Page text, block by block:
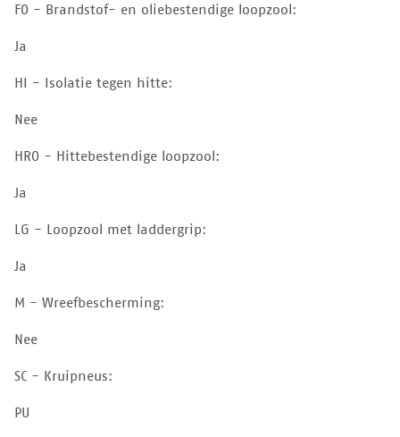
FO - Brandstof- en oliebestendige loopzool:
Ja
HI - Isolatie tegen hitte:
Nee
HRO - Hittebestendige loopzool:
Ja
LG - Loopzool met laddergrip:
Ja
M - Wreefbescherming:
Nee
SC - Kruipneus:
PU